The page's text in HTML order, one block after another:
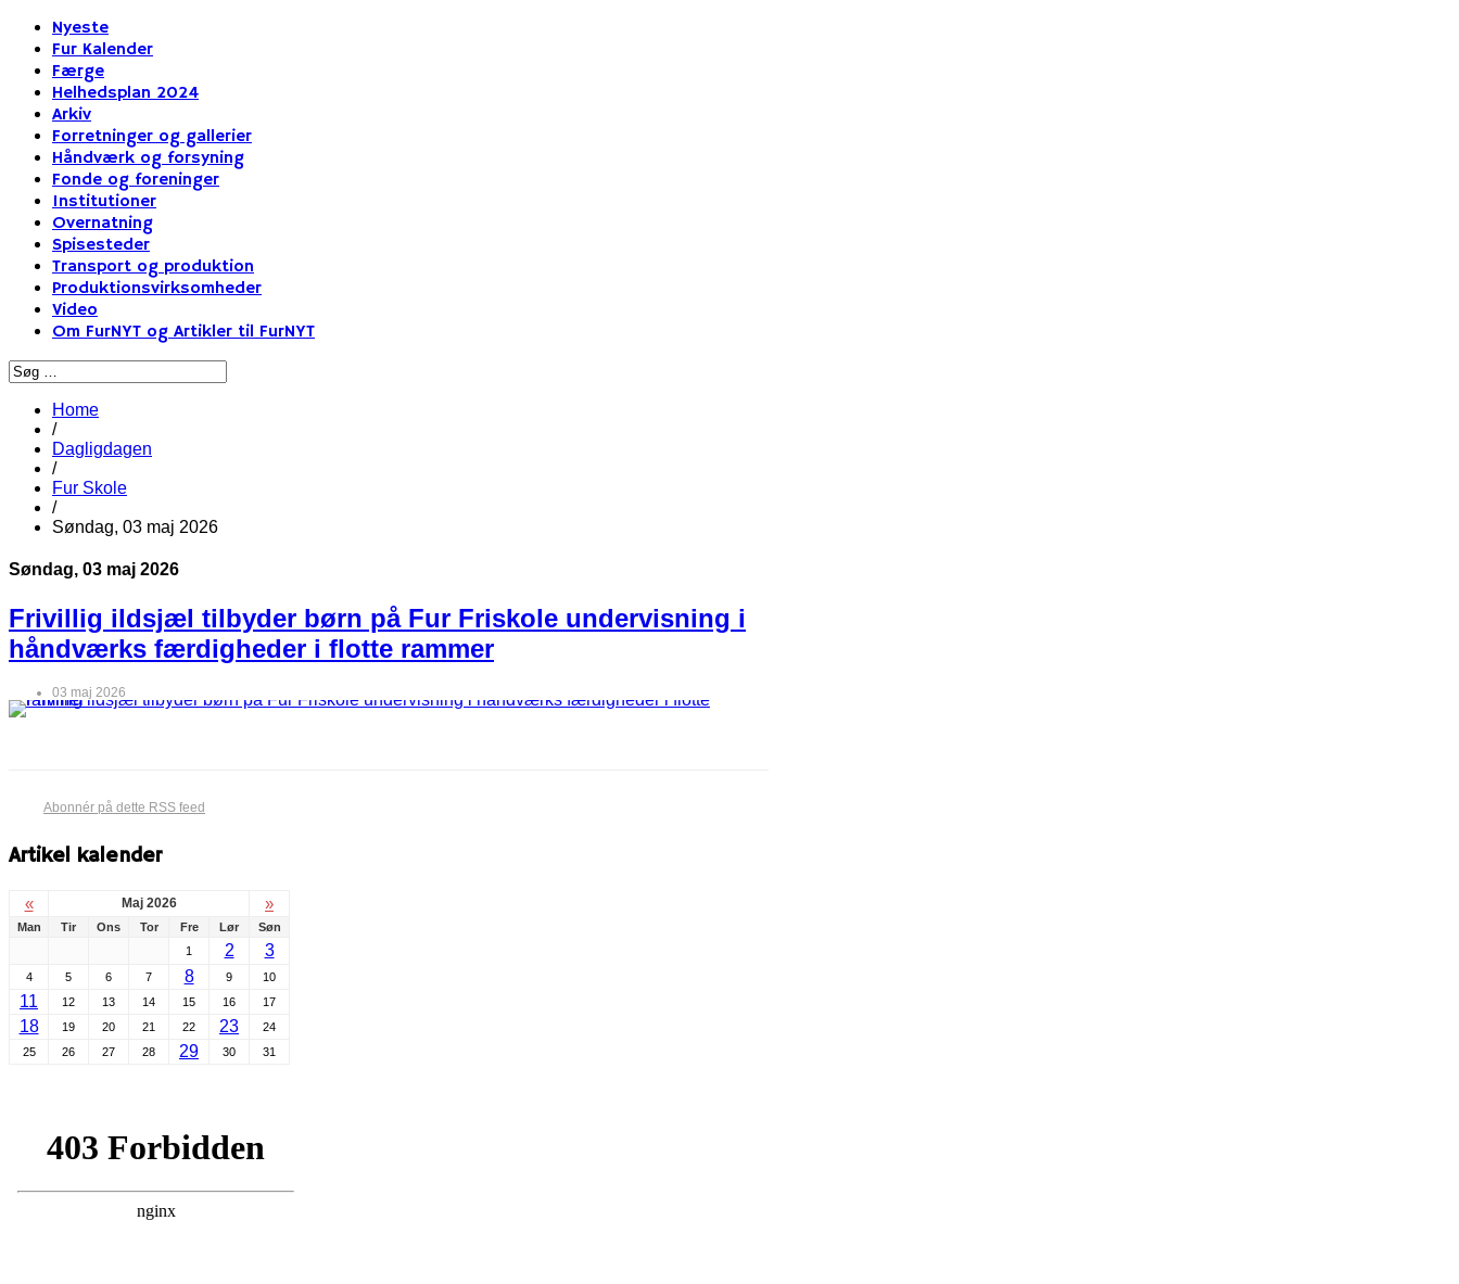
Nyeste
Fur Kalender
Færge
Helhedsplan 2024
Arkiv
Forretninger og gallerier
Håndværk og forsyning
Fonde og foreninger
Institutioner
Overnatning
Spisesteder
Transport og produktion
Produktionsvirksomheder
Video
Om FurNYT og Artikler til FurNYT
Home
/
Dagligdagen
/
Fur Skole
/
Søndag, 03 maj 2026
Søndag, 03 maj 2026
Frivillig ildsjæl tilbyder børn på Fur Friskole undervisning i
håndværks færdigheder i flotte rammer
03 maj 2026
Abonnér på dette RSS feed
Artikel kalender
« Maj 2026 »
Man Tir Ons Tor Fre Lør
Søn
1
2 3
4 5 6 7 8 9 10
11 12 13 14 15 16 17
18 19 20 21 22 23
24
25
26 27 28 29 30 31